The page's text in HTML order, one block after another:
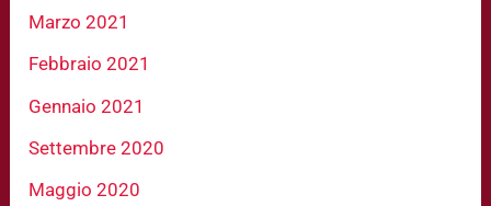
Marzo 2021
Febbraio 2021
Gennaio 2021
Settembre 2020
Maggio 2020